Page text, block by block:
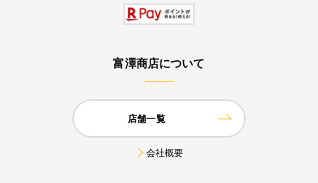
富澤商店について
店舗一覧
会社概要